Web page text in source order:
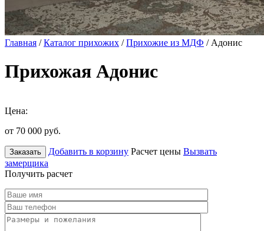
Главная /Каталог прихожих /Прихожие из МДФ / Адонис
Прихожая Адонис
Цена:
от 70 000 руб.
Заказать Добавить в корзину Расчет цены Вызвать
замерщика
Получить расчет